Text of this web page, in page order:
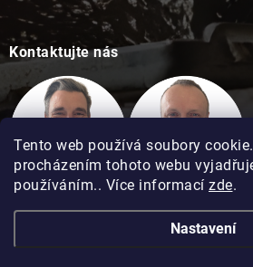
Tento web používá soubory
procházením tohoto webu
používáním.. Více informací zde.
Nastavení
Kontaktujte nás
Technická podporaTechnická podpora
David Matuška